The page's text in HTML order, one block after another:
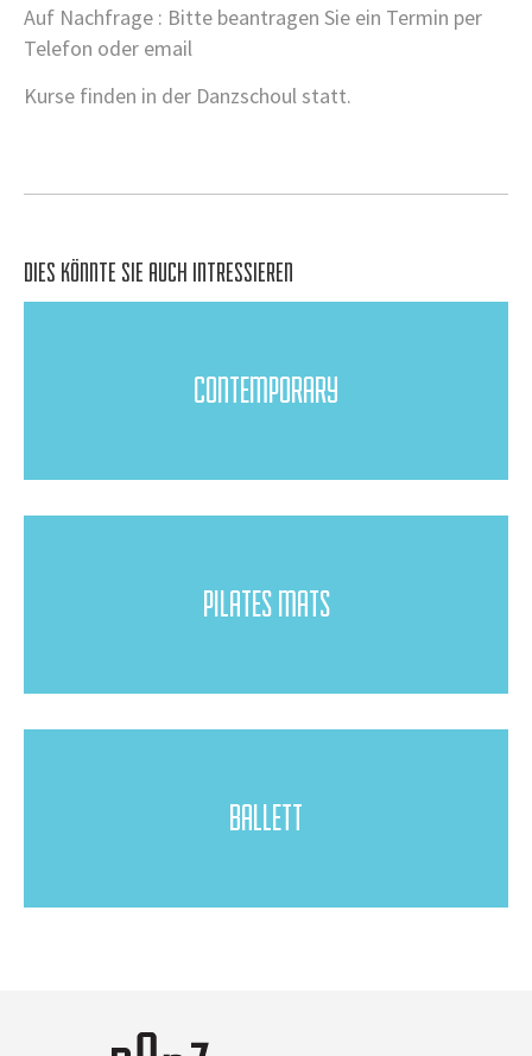
Auf Nachfrage : Bitte beantragen Sie ein Termin per
Telefon oder email
Kurse finden in der Danzschoul statt.
DIES KÖNNTE SIE AUCH INTRESSIEREN
CONTEMPORARY
PILATES MATS
BALLETT